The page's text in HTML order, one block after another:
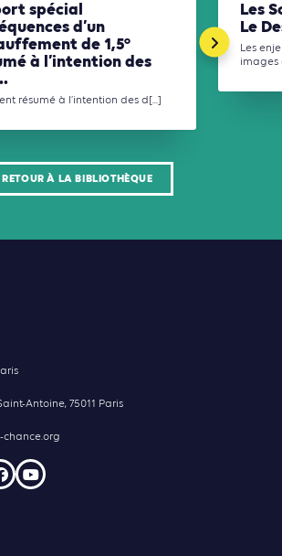
spécial
d’un
de 1,5°
à l’intention des
résumé à l’intention des d[...]
Les
Le
Les
images
RETOUR À LA BIBLIOTHÈQUE
Antoine, 75011 Paris
chance.org